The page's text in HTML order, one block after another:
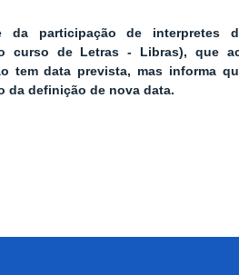
da participação de
curso de Letras - Libras), que
tem data prevista, mas informa
da definição de nova data.